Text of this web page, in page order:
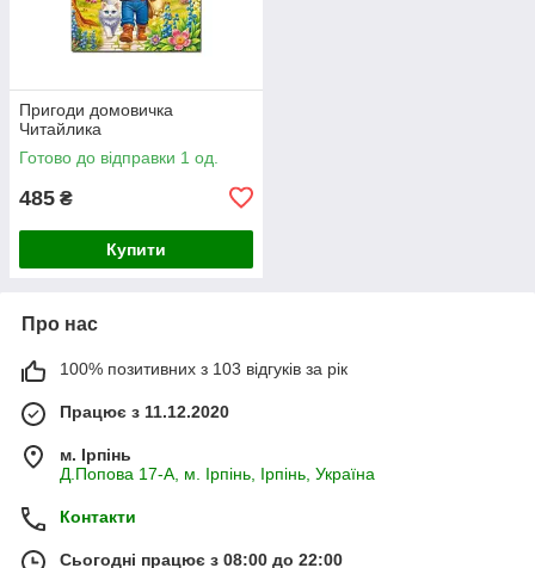
Пригоди домовичка
Читайлика
Готово до відправки 1 од.
485 ₴
Купити
Про нас
100% позитивних з 103 відгуків за рік
Працює з 11.12.2020
м. Ірпінь
Д.Попова 17-А, м. Ірпінь, Ірпінь, Україна
Контакти
Сьогодні працює з 08:00 до 22:00